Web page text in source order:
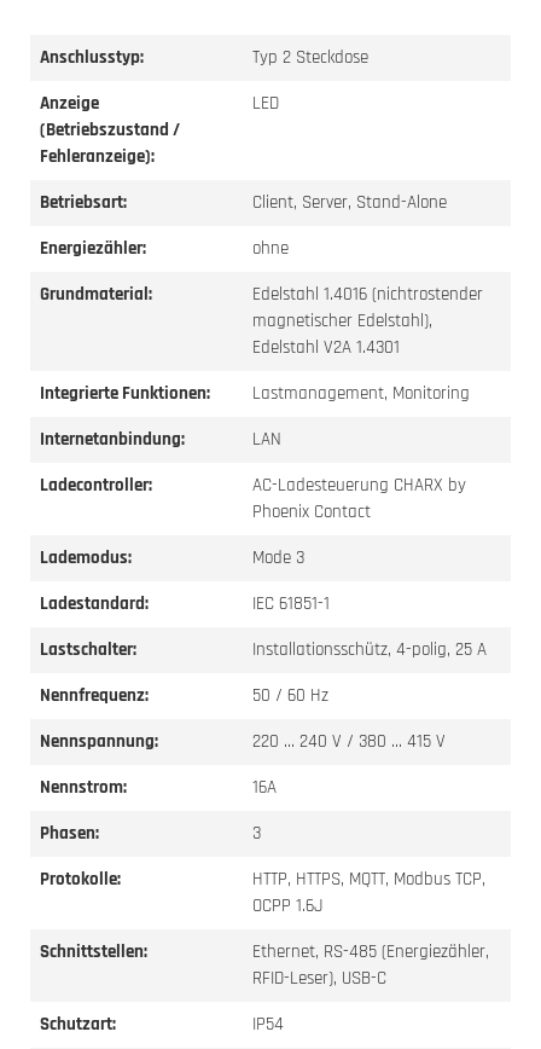
Anschlusstyp:
Typ 2 Steckdose
Anzeige
(Betriebszustand /
Fehleranzeige):
LED
Betriebsart:
Client, Server, Stand-Alone
Energiezähler:
ohne
Grundmaterial:
Edelstahl 1.4016 (nichtrostender
magnetischer Edelstahl),
Edelstahl V2A 1.4301
Integrierte Funktionen:
Lastmanagement, Monitoring
Internetanbindung:
LAN
Ladecontroller:
AC-Ladesteuerung CHARX by
Phoenix Contact
Lademodus:
Mode 3
Ladestandard:
IEC 61851-1
Lastschalter:
Installationsschütz, 4-polig, 25 A
Nennfrequenz:
50 / 60 Hz
Nennspannung:
220 ... 240 V / 380 ... 415 V
Nennstrom:
16A
Phasen:
3
Protokolle:
HTTP, HTTPS, MQTT, Modbus TCP,
OCPP 1.6J
Schnittstellen:
Ethernet, RS-485 (Energiezähler,
RFID-Leser), USB-C
Schutzart:
IP54